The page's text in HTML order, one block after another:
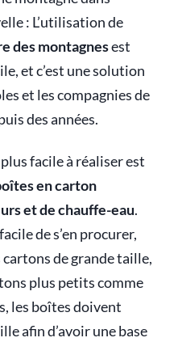
: L’utilisation de
des montagnesest
et c’est une solution
et les compagnies de
des années.
facile à réaliser est
en carton
et de chauffe-eau.
de s’en procurer,
de grande taille,
plus petits comme
les boîtes doivent
afin d’avoir une base